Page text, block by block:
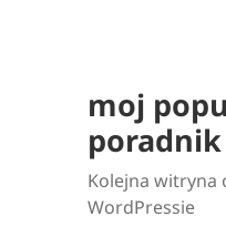
moj
poradnik
Kolejna witryna
WordPressie